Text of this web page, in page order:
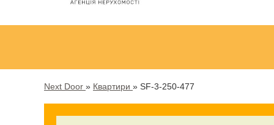
Next Door » Квартири » SF-3-250-477